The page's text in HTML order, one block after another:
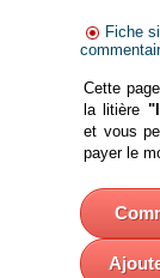
Fiche
Cette
la litière
et vous
payer le